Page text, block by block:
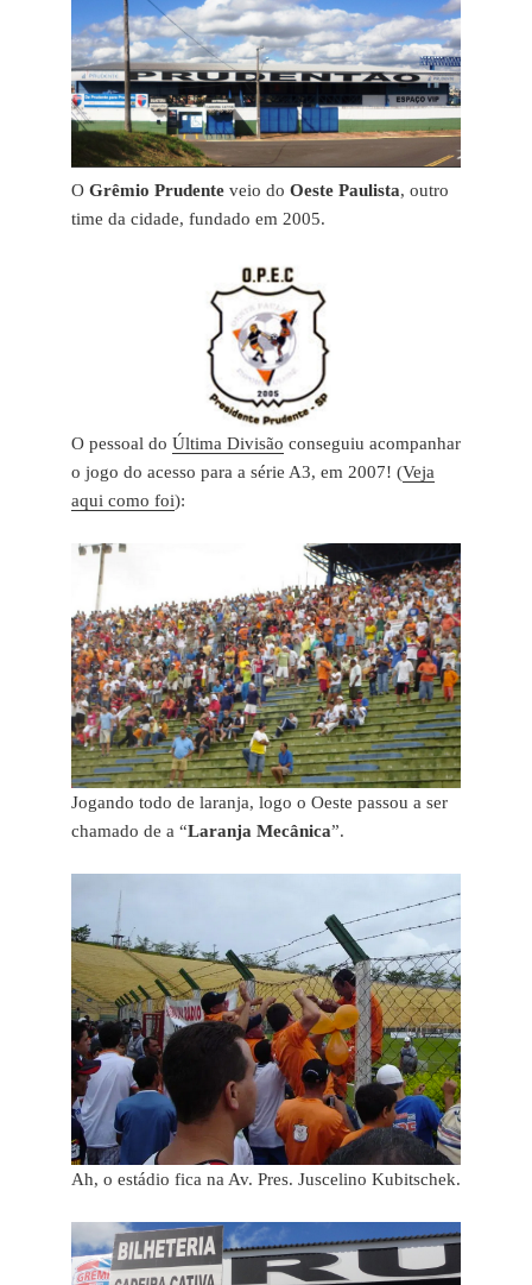
O Grêmio Prudenteveio do Oeste Paulista, outro
time da cidade, fundado em 2005.
O pessoal do Última Divisão conseguiu acompanhar
o jogo do acesso para a série A3, em 2007! (Veja
aqui como foi):
Jogando todo de laranja, logo o Oeste passou a ser
chamado de a “Laranja Mecânica”.
Ah, o estádio fica na Av. Pres. Juscelino Kubitschek.